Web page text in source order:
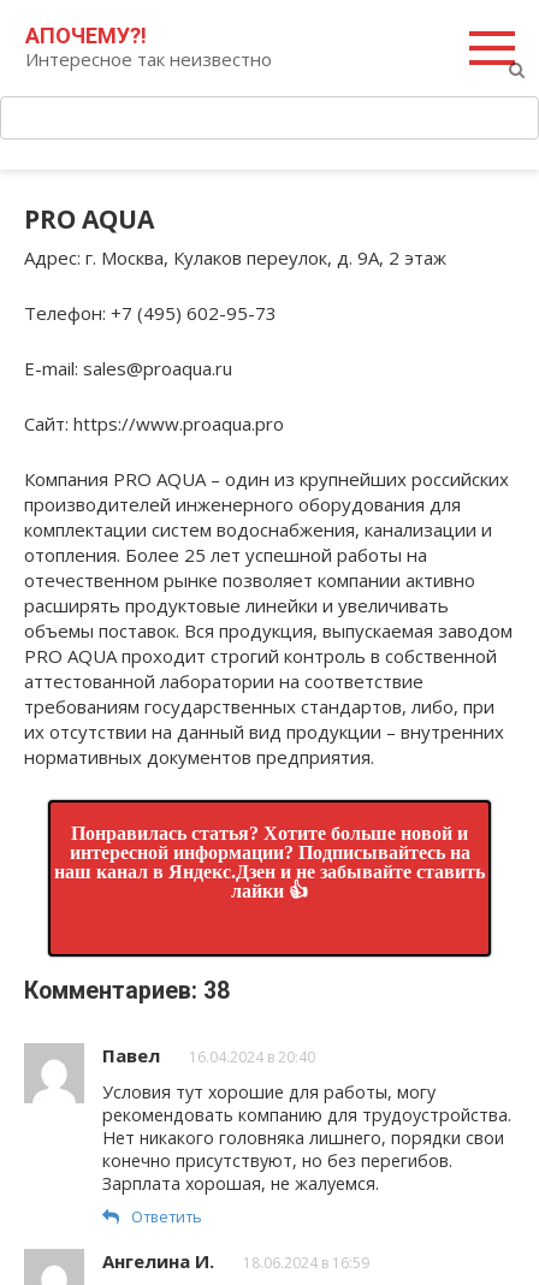
контенту
АПОЧЕМУ?!
Интересное так неизвестно
PRO AQUA
Адрес: г. Москва, Кулаков переулок, д. 9А, 2 этаж
Телефон: +7 (495) 602-95-73
E-mail: sales@proaqua.ru
Сайт: https://www.proaqua.pro
Компания PRO AQUA – один из крупнейших российских
производителей инженерного оборудования для
комплектации систем водоснабжения, канализации и
отопления. Более 25 лет успешной работы на
отечественном рынке позволяет компании активно
расширять продуктовые линейки и увеличивать
объемы поставок. Вся продукция, выпускаемая заводом
PRO AQUA проходит строгий контроль в собственной
аттестованной лаборатории на соответствие
требованиям государственных стандартов, либо, при
их отсутствии на данный вид продукции – внутренних
нормативных документов предприятия.
Понравилась статья? Хотите больше новой и
интересной информации? Подписывайтесь на
наш канал в Яндекс.Дзен и не забывайте ставить
лайки 👍
Комментариев: 38
Павел 16.04.2024 в 20:40
Условия тут хорошие для работы, могу
рекомендовать компанию для трудоустройства.
Нет никакого головняка лишнего, порядки свои
конечно присутствуют, но без перегибов.
Зарплата хорошая, не жалуемся.
Ответить
Ангелина И. 18.06.2024 в 16:59